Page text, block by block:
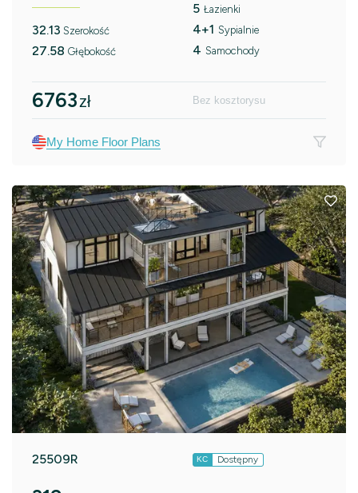
32.13 Szerokość
27.58 Głębokość
5 Łazienki
4+1 Sypialnie
4 Samochody
6763zł Bez kosztorysu
My Home Floor Plans
25509R KC Dostępny